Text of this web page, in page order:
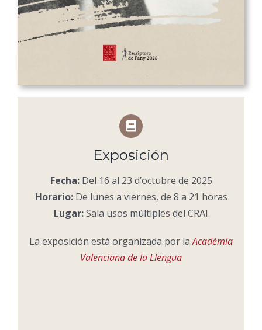
Exposición
Fecha:Del 16 al 23 d’octubre de 2025
Horario:De lunes a viernes, de 8 a 21 horas
Lugar:Sala usos múltiples del CRAI
La exposición está organizada por laAcadèmia
Valenciana de la Llengua